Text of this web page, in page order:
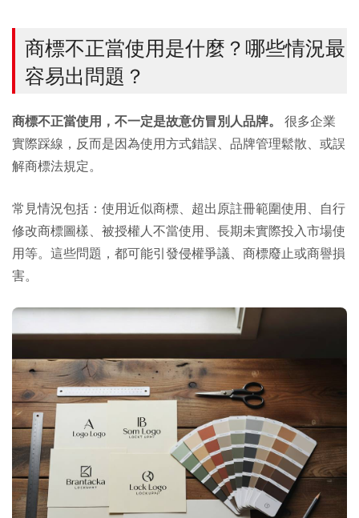
商標不正當使用是什麼？哪些情況最
容易出問題？
商標不正當使用，不一定是故意仿冒別人品牌。
很多企業
實際踩線，反而是因為使用方式錯誤、品牌管理鬆散、或誤
解商標法規定。
常見情況包括：使用近似商標、超出原註冊範圍使用、自行
修改商標圖樣、被授權人不當使用、長期未實際投入市場使
用等。這些問題，都可能引發侵權爭議、商標廢止或商譽損
害。